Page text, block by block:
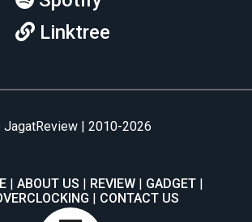
Linktree
| 2010-2026
ABOUT US REVIEW
GADGET
CONTACT US